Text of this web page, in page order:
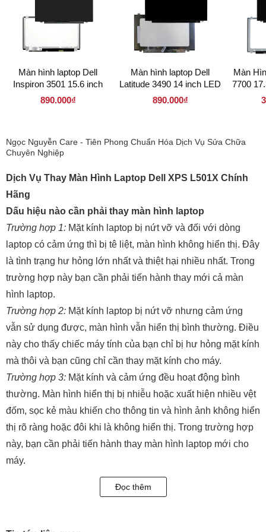
Màn hình laptop Dell
Inspiron 3501 15.6 inch
LED Mỏng 30 pin (
890.000₫
Màn hình laptop Dell
Latitude 3490 14 inch LED
Mỏng ( 140LM30P 1920 x
890.000₫
Màn
7700
30 pin
Ngọc Nguyễn Care - Tiên Phong Chuẩn Hóa Dịch Vụ Sửa Chữa
Chuyên Nghiệp
Dịch Vụ Thay Màn Hình Laptop Dell XPS L501X Chính
Hãng
Dấu hiệu nào cần phải thay màn hình laptop
Trường hợp 1: Mặt kính laptop bị nứt vỡ và đối với dòng
laptop có cảm ứng thì bị tê liệt, màn hình không hiển thị. Đây
là tình trạng hư hỏng lớn nhất và thiệt hại nhiều nhất. Trong
trường hợp này bạn cần phải tiến hành thay mới cả màn
hình laptop.
Trường hợp 2: Mặt kính laptop bị nứt vỡ nhưng cảm ứng
vẫn sử dụng được, màn hình vẫn hiển thị bình thường. Điều
này cho thấy chiếc máy tính của bạn chỉ bị hư hỏng mặt kính
mà thôi và bạn cũng chỉ cần thay mặt kính cho máy.
Trường hợp 3: Mặt kính và cảm ứng đều hoạt động bình
thường. Màn hình hiển thị bị nhiễu hoặc xuất hiện nhiều vệt
đốm, sọc kẻ màu khiến cho thông tin và hình ảnh không hiển
thị rõ ràng hoặc đôi khi là không hiển thị. Trong trường hợp
này, bạn cần phải tiến hành thay màn hình laptop mới cho
máy.
: Laptop bị rơi vỡ mặt kính, đồng thời cảm ứng
không thể sử dụng. Thế nhưng, màn hình vẫn có thể hiển
Đọc thêm